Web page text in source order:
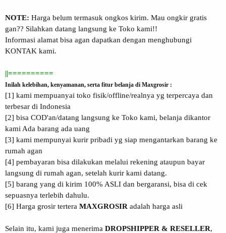
NOTE: Harga belum termasuk ongkos kirim. Mau ongkir gratis
gan?? Silahkan datang langsung ke Toko kami!!
Informasi alamat bisa agan dapatkan dengan menghubungi
KONTAK kami.
||==========
Inilah kelebihan, kenyamanan, serta fitur belanja di Maxgrosir :
[1] kami mempuanyai toko fisik/offline/realnya yg terpercaya dan
terbesar di Indonesia
[2] bisa COD'an/datang langsung ke Toko kami, belanja dikantor
kami Ada barang ada uang
[3] kami mempunyai kurir pribadi yg siap mengantarkan barang ke
rumah agan
[4] pembayaran bisa dilakukan melalui rekening ataupun bayar
langsung di rumah agan, setelah kurir kami datang.
[5] barang yang di kirim 100% ASLI dan bergaransi, bisa di cek
sepuasnya terlebih dahulu.
[6] Harga grosir tertera MAXGROSIR adalah harga asli
Selain itu, kami juga menerima DROPSHIPPER & RESELLER,